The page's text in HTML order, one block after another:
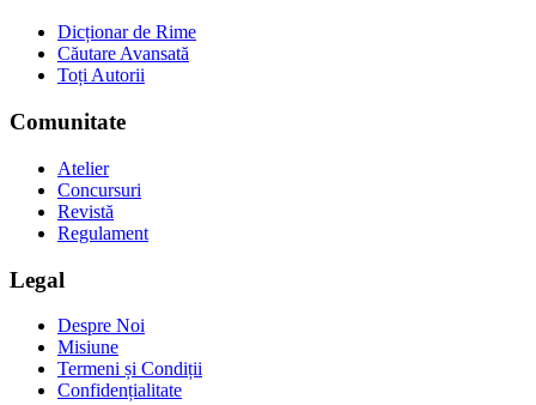
Dicționar de Rime
Căutare Avansată
Toți Autorii
Comunitate
Atelier
Concursuri
Revistă
Regulament
Legal
Despre Noi
Misiune
Termeni și Condiții
Confidențialitate